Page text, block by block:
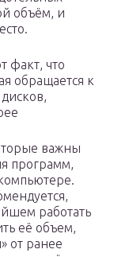
объём, и
факт, что
обращается к
важны
программ,
работать
её объем,
от ранее